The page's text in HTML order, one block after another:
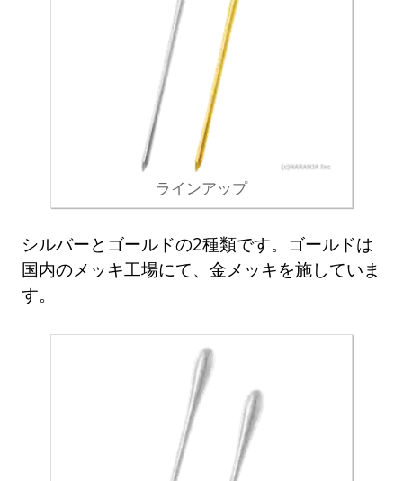
ラインアップ
シルバーとゴールドの2種類です。ゴールドは
国内のメッキ工場にて、金メッキを施していま
す。